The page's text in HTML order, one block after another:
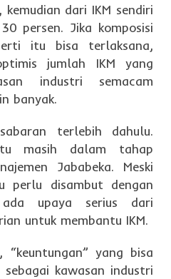
kemudian dari IKM sendiri
persen. Jika komposisi
itu bisa terlaksana,
jumlah IKM yang
industri semacam
banyak.
terlebih dahulu.
masih dalam tahap
Jababeka. Meski
perlu disambut dengan
upaya serius dari
untuk membantu IKM.
“keuntungan” yang bisa
kawasan industri